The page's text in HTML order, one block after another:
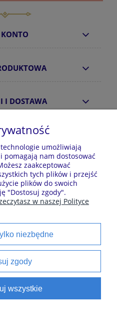
KONTO
I DOSTAWA
| Plac Zwycięstwa 7, 28-
| Tel.
| REGON: 528344498
Piżamy męskie
Koszule noce
umożliwiają
pomagają nam dostosować
zaakceptować
tych plików i przejść
plików do swoich
"Dostosuj zgody".
w naszej Polityce
niezbędne
zgody
wszystkie